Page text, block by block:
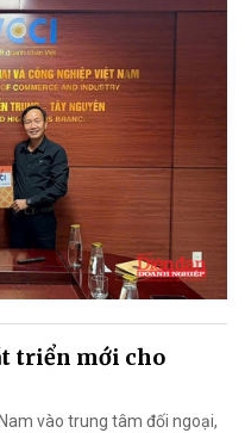
triển mới cho
vào trung tâm đối ngoại,